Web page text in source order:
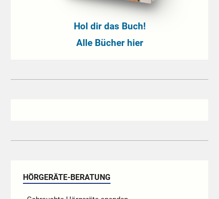
Hol dir das Buch!
Alle Bücher hier
HÖRGERÄTE-BERATUNG